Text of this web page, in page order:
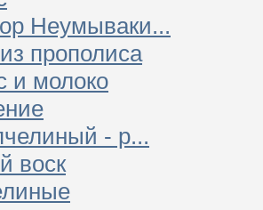
Неумываки...
прополиса
и молоко
- р...
воск